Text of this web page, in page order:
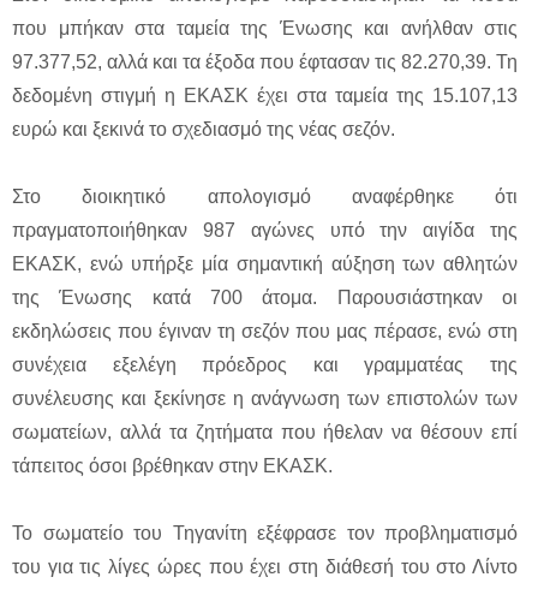
που μπήκαν στα ταμεία της Ένωσης και ανήλθαν στις
97.377,52, αλλά και τα έξοδα που έφτασαν τις 82.270,39. Τη
δεδομένη στιγμή η ΕΚΑΣΚ έχει στα ταμεία της 15.107,13
ευρώ και ξεκινά το σχεδιασμό της νέας σεζόν.
Στο διοικητικό απολογισμό αναφέρθηκε ότι
πραγματοποιήθηκαν 987 αγώνες υπό την αιγίδα της
ΕΚΑΣΚ, ενώ υπήρξε μία σημαντική αύξηση των αθλητών
της Ένωσης κατά 700 άτομα. Παρουσιάστηκαν οι
εκδηλώσεις που έγιναν τη σεζόν που μας πέρασε, ενώ στη
συνέχεια εξελέγη πρόεδρος και γραμματέας της
συνέλευσης και ξεκίνησε η ανάγνωση των επιστολών των
σωματείων, αλλά τα ζητήματα που ήθελαν να θέσουν επί
τάπειτος όσοι βρέθηκαν στην ΕΚΑΣΚ.
Το σωματείο του Τηγανίτη εξέφρασε τον προβληματισμό
του για τις λίγες ώρες που έχει στη διάθεσή του στο Λίντο